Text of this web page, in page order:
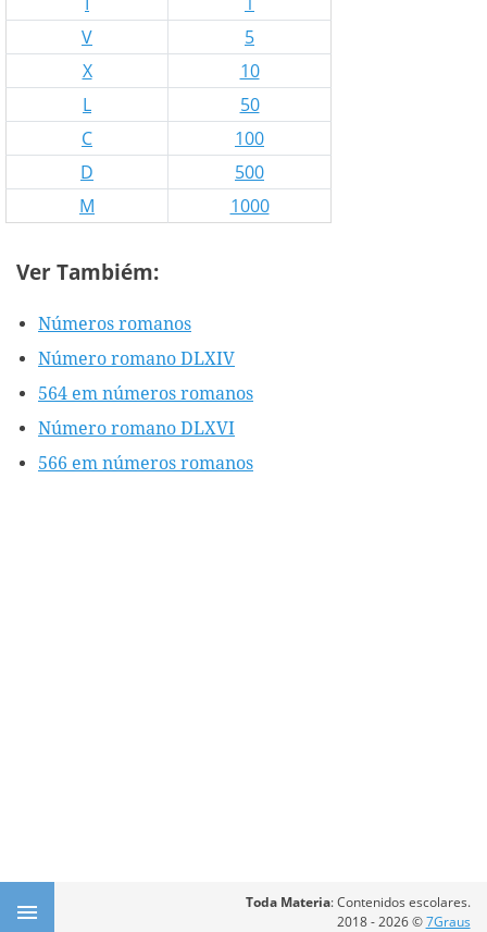
V
5
X
10
L
50
C
100
D
500
M
1000
Ver Tambiém:
Números romanos
Número romano DLXIV
564 em números romanos
Número romano DLXVI
566 em números romanos
Toda Materia: Contenidos escolares.
2018 - 2026 ©7Graus